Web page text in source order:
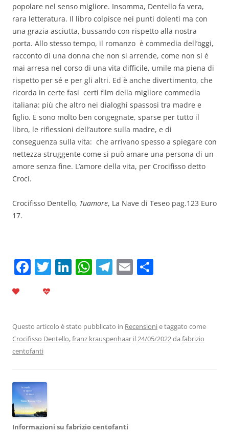
popolare nel senso migliore. Insomma, Dentello fa vera,
rara letteratura. Il libro colpisce nei punti dolenti ma con
una grazia asciutta, bussando con rispetto alla nostra
porta. Allo stesso tempo, il romanzo è commedia dell’oggi,
racconto di una donna che non si arrende, come non si è
mai arresa nel corso di una vita difficile, umile ma piena di
rispetto per sé e per gli altri. Ed è anche divertimento, che
ricorda in certe fasi certi film della migliore commedia
italiana: più che altro nei dialoghi spassosi tra madre e
figlio. E sono molto ben congegnate, sparse per tutto il
libro, le riflessioni dell’autore sulla madre, e di
conseguenza sulla vita: che arrivano spesso a spiegare con
nettezza struggente come si può amare una persona di un
amore senza fine. L’amore della vita, per Crocifisso detto
Croci.
Crocifisso Dentello, Tuamore, La Nave di Teseo pag.123 Euro
17.
F
b
o
k
T Li
dI
n
W
A
p
T
a
m
E
vi
di
Questo articolo è stato pubblicato in Recensionie taggato come
Crocifisso Dentello,franz krauspenhaar il24/05/2022da fabrizio
centofanti
Informazioni su fabrizio centofanti